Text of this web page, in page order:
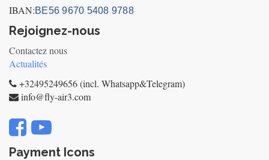
IBAN:BE56 9670 5408 9788
Rejoignez-nous
Contactez nous
Actualités
+32495249656 (incl. Whatsapp&Telegram)
info@fly-air3.com
Payment Icons